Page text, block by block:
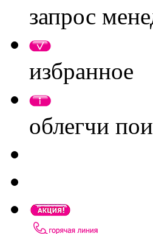
запрос
избранное
облегчи